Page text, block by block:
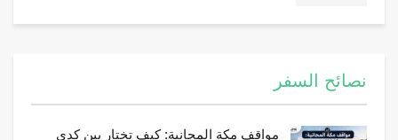
نصائح السفر
مواقف مكة المجانية: كيف تختار بين كدي